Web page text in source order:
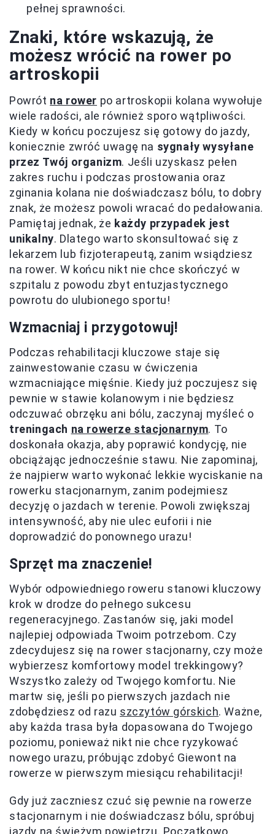
pełnej sprawności.
Znaki, które wskazują, że
możesz wrócić na rower po
artroskopii
Powrót na rower po artroskopii kolana wywołuje
wiele radości, ale również sporo wątpliwości.
Kiedy w końcu poczujesz się gotowy do jazdy,
koniecznie zwróć uwagę na sygnały wysyłane
przez Twój organizm. Jeśli uzyskasz pełen
zakres ruchu i podczas prostowania oraz
zginania kolana nie doświadczasz bólu, to dobry
znak, że możesz powoli wracać do pedałowania.
Pamiętaj jednak, że każdy przypadek jest
unikalny. Dlatego warto skonsultować się z
lekarzem lub fizjoterapeutą, zanim wsiądziesz
na rower. W końcu nikt nie chce skończyć w
szpitalu z powodu zbyt entuzjastycznego
powrotu do ulubionego sportu!
Wzmacniaj i przygotowuj!
Podczas rehabilitacji kluczowe staje się
zainwestowanie czasu w ćwiczenia
wzmacniające mięśnie. Kiedy już poczujesz się
pewnie w stawie kolanowym i nie będziesz
odczuwać obrzęku ani bólu, zaczynaj myśleć o
treningach na rowerze stacjonarnym. To
doskonała okazja, aby poprawić kondycję, nie
obciążając jednocześnie stawu. Nie zapominaj,
że najpierw warto wykonać lekkie wyciskanie na
rowerku stacjonarnym, zanim podejmiesz
decyzję o jazdach w terenie. Powoli zwiększaj
intensywność, aby nie ulec euforii i nie
doprowadzić do ponownego urazu!
Sprzęt ma znaczenie!
Wybór odpowiedniego roweru stanowi kluczowy
krok w drodze do pełnego sukcesu
regeneracyjnego. Zastanów się, jaki model
najlepiej odpowiada Twoim potrzebom. Czy
zdecydujesz się na rower stacjonarny, czy może
wybierzesz komfortowy model trekkingowy?
Wszystko zależy od Twojego komfortu. Nie
martw się, jeśli po pierwszych jazdach nie
zdobędziesz od razu szczytów górskich. Ważne,
aby każda trasa była dopasowana do Twojego
poziomu, ponieważ nikt nie chce ryzykować
nowego urazu, próbując zdobyć Giewont na
rowerze w pierwszym miesiącu rehabilitacji!
Gdy już zaczniesz czuć się pewnie na rowerze
stacjonarnym i nie doświadczasz bólu, spróbuj
jazdy na świeżym powietrzu. Początkowo